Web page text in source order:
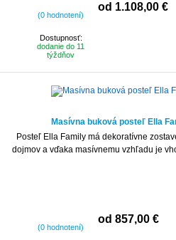
(0 hodnotení)
Dostupnosť:
dodanie do 11
týždňov
od 1.108,00 €
Masívna buková posteľ Ella
Posteľ Ella Family má dekoratívne
dojmov a vďaka masívnemu vzhľadu je
(0 hodnotení)
od 857,00 €